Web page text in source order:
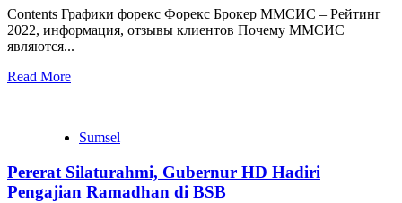
Contents Графики форекс Форекс Брокер ММСИС – Рейтинг
2022, информация, отзывы клиентов Почему ММСИС
являются...
Read More
Sumsel
Pererat Silaturahmi, Gubernur HD Hadiri
Pengajian Ramadhan di BSB